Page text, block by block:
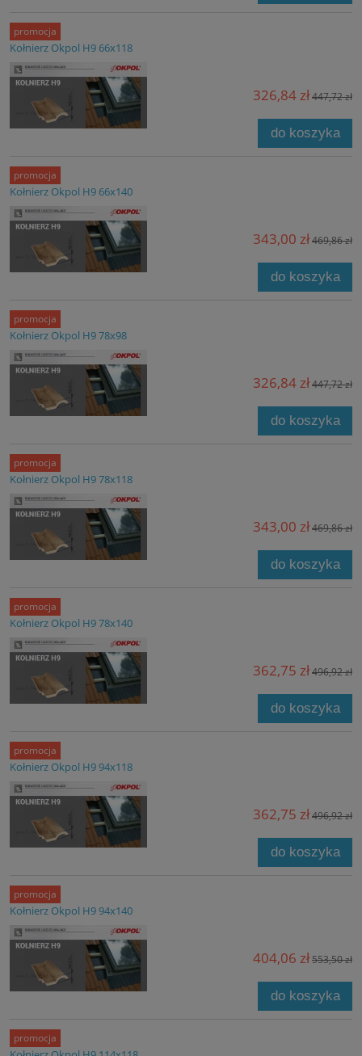
Kołnierz Okpol H9 66x118
326,84 zł447,72 zł
do koszyka
promocja
Kołnierz Okpol H9 66x140
343,00 zł469,86 zł
do koszyka
promocja
Kołnierz Okpol H9 78x98
326,84 zł447,72 zł
do koszyka
promocja
Kołnierz Okpol H9 78x118
343,00 zł469,86 zł
do koszyka
promocja
Kołnierz Okpol H9 78x140
362,75 zł496,92 zł
do koszyka
promocja
Kołnierz Okpol H9 94x118
362,75 zł496,92 zł
do koszyka
promocja
Kołnierz Okpol H9 94x140
404,06 zł553,50 zł
do koszyka
promocja
promocja